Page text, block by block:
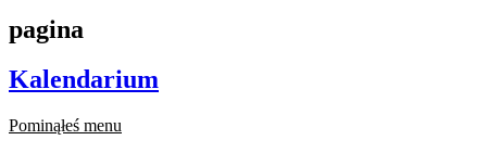
pagina
Kalendarium
Pominąłeś menu